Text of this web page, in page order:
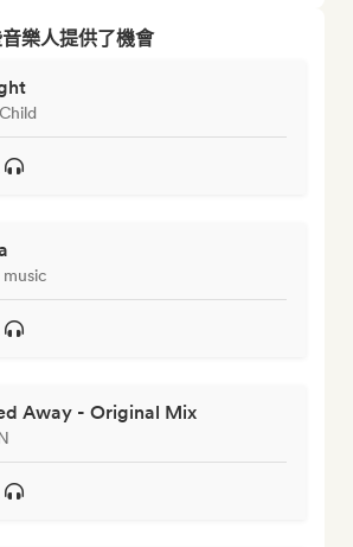
樂人提供了機會
Away - Original Mix